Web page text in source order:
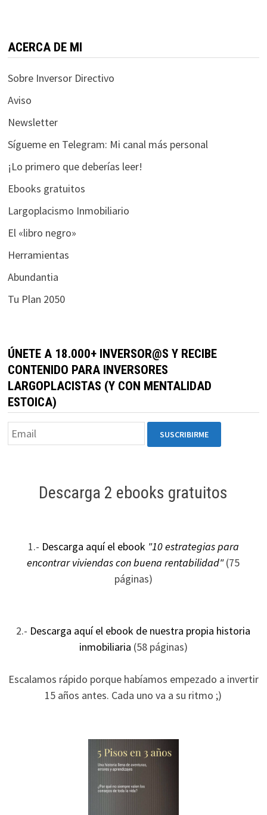
ACERCA DE MI
Sobre Inversor Directivo
Aviso
Newsletter
Sígueme en Telegram: Mi canal más personal
¡Lo primero que deberías leer!
Ebooks gratuitos
Largoplacismo Inmobiliario
El «libro negro»
Herramientas
Abundantia
Tu Plan 2050
ÚNETE A 18.000+ INVERSOR@S Y RECIBE
CONTENIDO PARA INVERSORES
LARGOPLACISTAS (Y CON MENTALIDAD
ESTOICA)
Descarga 2 ebooks gratuitos
1.- Descarga aquí el ebook "10 estrategias para
encontrar viviendas con buena rentabilidad"(75
páginas)
2.- Descarga aquí el ebook de nuestra propia historia
inmobiliaria (58 páginas)
Escalamos rápido porque habíamos empezado a invertir
15 años antes. Cada uno va a su ritmo ;)
Para que
podamos
funcionalidad
y estructura
de la web, en
base a cómo
Para que
nuestra web
mejor posible
durante tu
visita. Si
algunas
funcionalidades
desaparecerán
de la web.
Marketing
Al compartir tus
mientras visitas
nuestro sitio,
ver contenido y
personalizados.